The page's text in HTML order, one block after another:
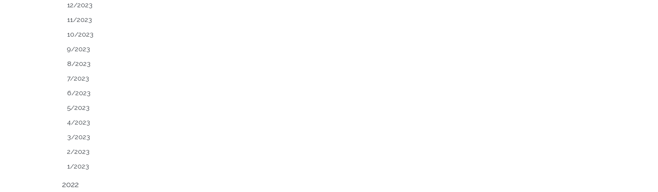
12/2023
11/2023
10/2023
9/2023
8/2023
7/2023
6/2023
5/2023
4/2023
3/2023
2/2023
1/2023
2022